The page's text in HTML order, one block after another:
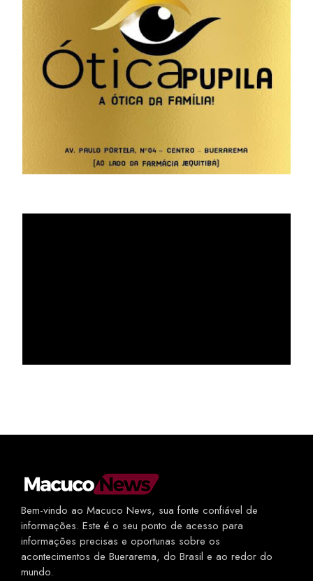
Bem-vindo ao Macuco News, sua fonte confiável de
informações. Este é o seu ponto de acesso para
informações precisas e oportunas sobre os
acontecimentos de Buerarema, do Brasil e ao redor do
mundo.